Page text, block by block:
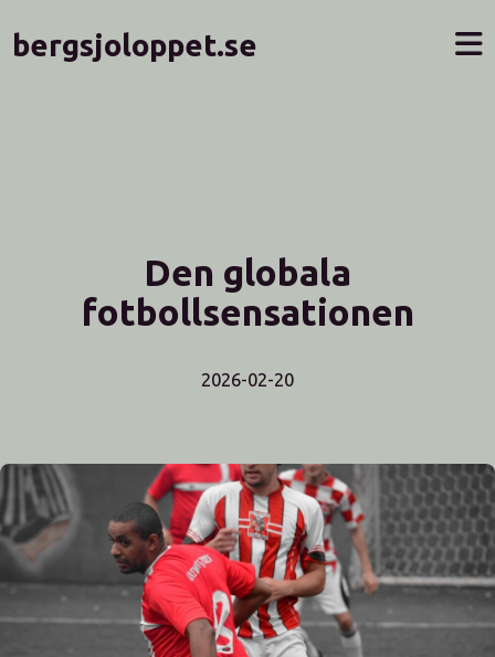
bergsjoloppet.se
Den globala
fotbollsensationen
2026-02-20